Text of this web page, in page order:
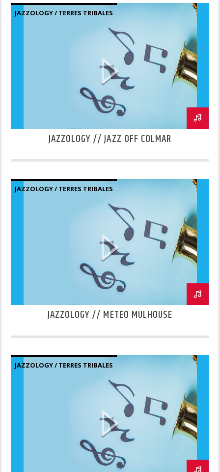
JAZZOLOGY / TERRES TRIBALES
JAZZOLOGY // JAZZ OFF COLMAR
JAZZOLOGY / TERRES TRIBALES
JAZZOLOGY // MÉTÉO MULHOUSE
JAZZOLOGY / TERRES TRIBALES